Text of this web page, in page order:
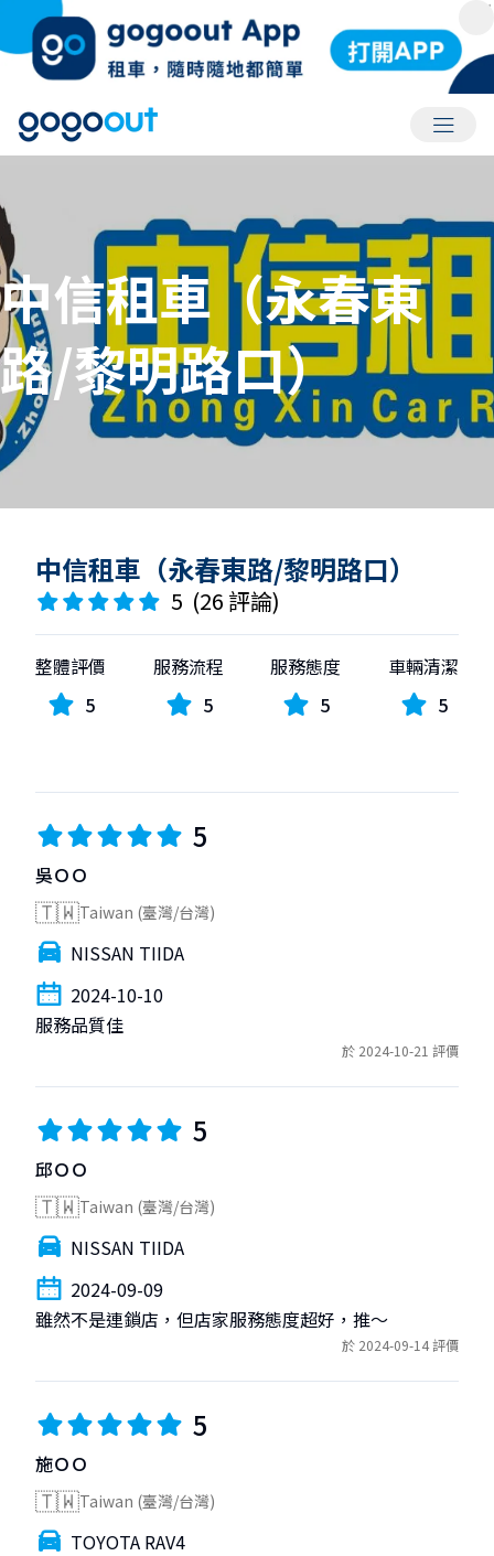
會員選
中信租車（永春東
路/黎明路口）
中信租車（永春東路/黎明路口）
5 (26 評論)
整體評價
5
服務流程
5
服務態度
5
車輛清潔
5
5
吳ＯＯ
🇹🇼Taiwan (臺灣/台灣)
NISSAN TIIDA
2024-10-10
服務品質佳
於 2024-10-21 評價
5
邱ＯＯ
🇹🇼Taiwan (臺灣/台灣)
NISSAN TIIDA
2024-09-09
雖然不是連鎖店，但店家服務態度超好，推～
於 2024-09-14 評價
5
施ＯＯ
🇹🇼Taiwan (臺灣/台灣)
TOYOTA RAV4